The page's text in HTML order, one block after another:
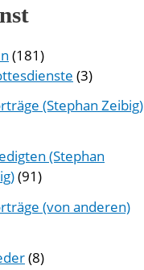
(181)
(3)
(Stephan Zeibig)
(Stephan
(91)
(von anderen)
(8)